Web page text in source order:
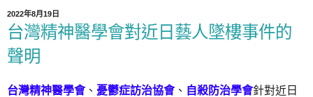
2022年8月19日
台灣精神醫學會對近日藝人墜樓事件的
聲明
台灣精神醫學會、 憂鬱症訪治協會、 自殺防治學會針對近日